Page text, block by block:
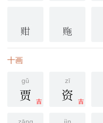
十画
gǔ
吉
贾
zī
吉
资